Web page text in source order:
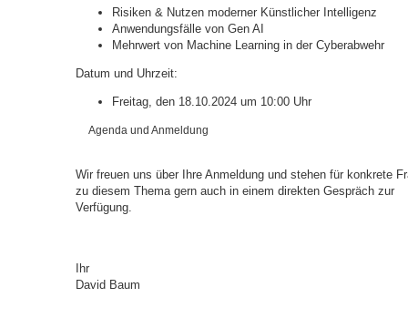
Risiken & Nutzen moderner Künstlicher Intelligenz
Anwendungsfälle von Gen AI
Mehrwert von Machine Learning in der Cyberabwehr
Datum und Uhrzeit:
Freitag, den 18.10.2024 um 10:00 Uhr
Agenda und Anmeldung
Wir freuen uns über Ihre Anmeldung und stehen für konkrete
zu diesem Thema gern auch in einem direkten Gespräch zur
Verfügung.
Ihr
David Baum